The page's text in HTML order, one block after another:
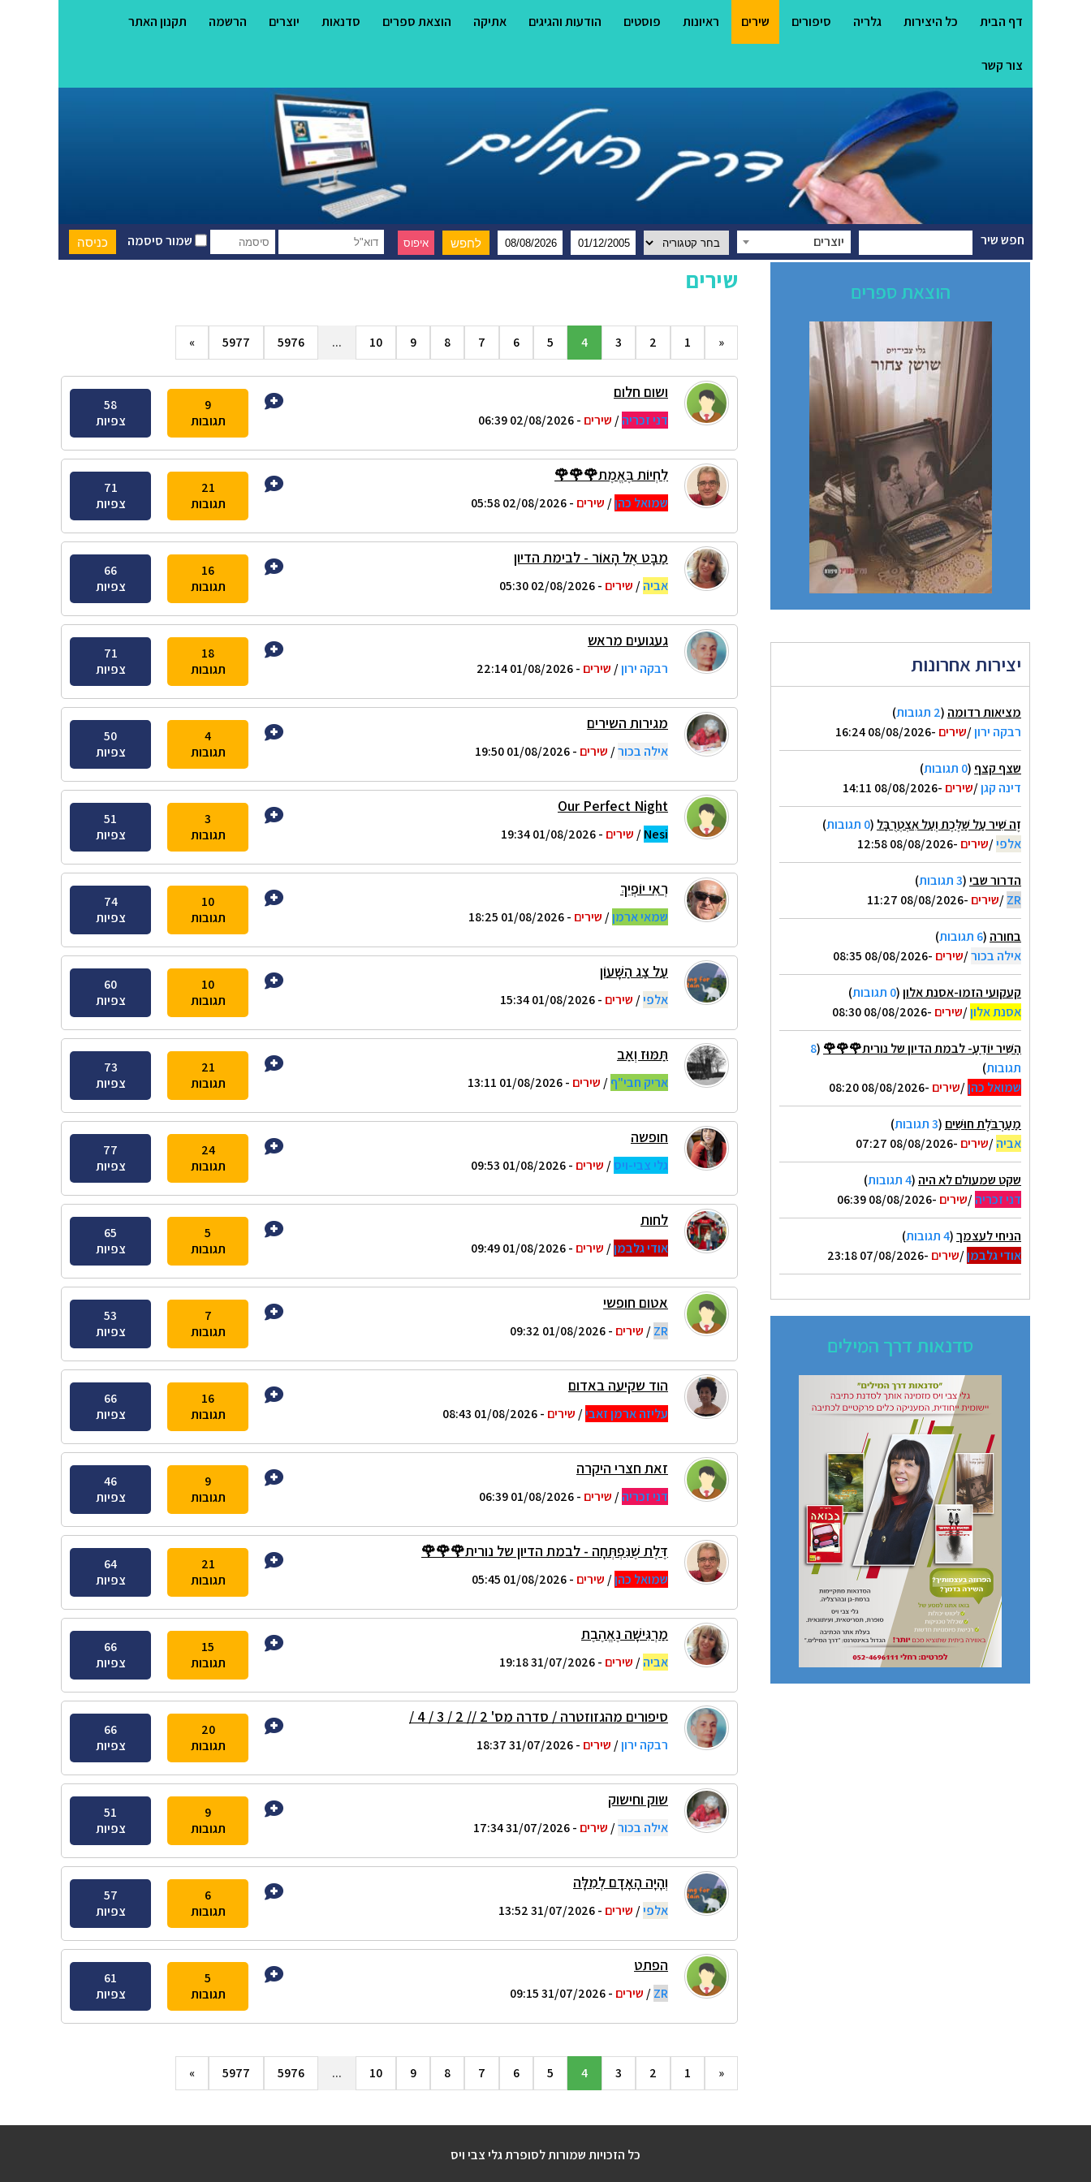
דף הבית כל היצירות גלריה סיפורים שירים ראיונות פוסטים הודעות והגיגים אתיקה הוצאת ספרים סדנאות יוצרים הרשמה תקנון האתר
צור קשר
שמור סיסמה חפש שיר יוצרים
הוצאת ספרים
יצירות אחרונות
מציאות רדומה (2 תגובות
)
רבקה ירון/שירים -08/08/2026 16:24
שצף קצף (0 תגובות
)
דינה קגן/שירים -08/08/2026 14:11
זֶה שִׁיר עַל שַׁלֶּכֶת וְעַל אִצְטְרֻבָּל (0 תגובות
)
אלפי/שירים -08/08/2026 12:58
הדרור שבי(3 תגובות
)
ZR
/שירים -08/08/2026 11:27
בחורה (6 תגובות
)
אילה בכור/שירים -08/08/2026 08:35
קעקועי הזמו-אסנת אלון(0 תגובות
)
אסנת אלון/שירים -08/08/2026 08:30
הַשִּׁיר יוֹדֵעַ- לבמת הדיון של נורית🌹🌹🌹 (
8
תגובות)
שמואל כהן/שירים -08/08/2026 08:20
מַעַרְבֹּלֶת חוּשִׁים (3 תגובות
)
אביה/שירים -08/08/2026 07:27
שקט שמעולם לא היה (4 תגובות
)
דני זכריה/שירים -08/08/2026 06:39
הניחי לעצמך(4 תגובות
)
אודי גלבמן/שירים -07/08/2026 23:18
סדנאות דרך המילים
שירים
«
1
2
3
4
5
6
7
8
9
10
...
5976
5977
»
ושום חלום
דני זכריה/שירים - 02/08/2026 06:39
9
תגובות
58
צפיות
לִחְיוֹת בֶּאֱמֶת🌹🌹🌹
שמואל כהן/שירים - 02/08/2026 05:58
21
תגובות
71
צפיות
מַבָּט אֶל הָאוֹר - לבימת הדיון
אביה/שירים - 02/08/2026 05:30
16
תגובות
66
צפיות
געגועים מראש
רבקה ירון/שירים - 01/08/2026 22:14
18
תגובות
71
צפיות
מגירות השירים
אילה בכור/שירים - 01/08/2026 19:50
4
תגובות
50
צפיות
Our Perfect Night
Nesi
/שירים - 01/08/2026 19:34
3
תגובות
51
צפיות
רְאִי יוֹפְיֵךְ
שמאי ארמן/שירים - 01/08/2026 18:25
10
תגובות
74
צפיות
עַל צַג הַשָּׁעוֹן
אלפי/שירים - 01/08/2026 15:34
10
תגובות
60
צפיות
תַּמּוּז וְאַב
אריק חבי"ף/שירים - 01/08/2026 13:11
21
תגובות
73
צפיות
חופשה
גלי צבי-ויס/שירים - 01/08/2026 09:53
24
תגובות
77
צפיות
לחות
אודי גלבמן/שירים - 01/08/2026 09:49
5
תגובות
65
צפיות
אטום חופשי
ZR
/שירים - 01/08/2026 09:32
7
תגובות
53
צפיות
הוד שקיעה באדום
עליזה ארמן זאבי/שירים - 01/08/2026 08:43
16
תגובות
66
צפיות
זאת חצרי היקרה
דני זכריה/שירים - 01/08/2026 06:39
9
תגובות
46
צפיות
דֶּלֶת שֶׁנִּפְתְּחָה - לבמת הדיון של נורית🌹🌹🌹
שמואל כהן/שירים - 01/08/2026 05:45
21
תגובות
64
צפיות
מַרְגִּישָׁה נֶאֱהֶבֶת
אביה/שירים - 31/07/2026 19:18
15
תגובות
66
צפיות
סיפורים מהגזוזטרה / סדרה מס' 2 // 2 / 3 / 4 /
רבקה ירון/שירים - 31/07/2026 18:37
20
תגובות
66
צפיות
שוק וחישוק
אילה בכור/שירים - 31/07/2026 17:34
9
תגובות
51
צפיות
וְהָיָה הָאָדָם לְמִלָּה
אלפי/שירים - 31/07/2026 13:52
6
תגובות
57
צפיות
הפתט
ZR
/שירים - 31/07/2026 09:15
5
תגובות
61
צפיות
«
1
2
3
4
5
6
7
8
9
10
...
5976
5977
»
כל הזכויות שמורות לסופרת גלי צבי ויס